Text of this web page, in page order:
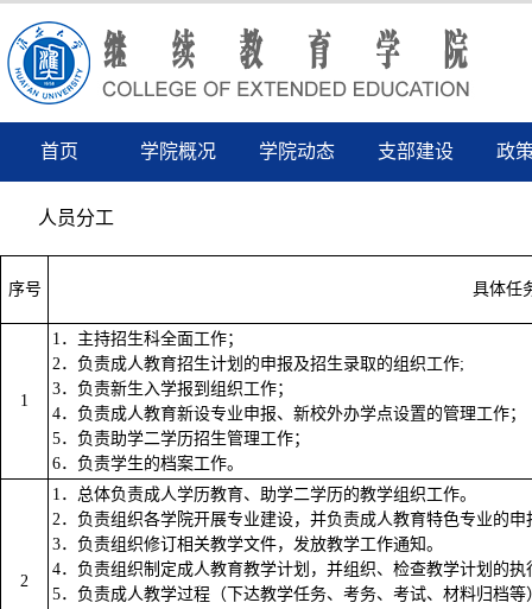
首页 学院概况 学院动态 支部建设 政
人员分工
序号 具体任
1
1．主持招生科全面工作；
2．负责成人教育招生计划的申报及招生录取的组织工作;
3．负责新生入学报到组织工作；
4．负责成人教育新设专业申报、新校外办学点设置的管理工作；
5．负责助学二学历招生管理工作；
6．负责学生的档案工作。
2
1．总体负责成人学历教育、助学二学历的教学组织工作。
2．负责组织各学院开展专业建设，并负责成人教育特色专业的申
3．负责组织修订相关教学文件，发放教学工作通知。
4．负责组织制定成人教育教学计划，并组织、检查教学计划的执
5．负责成人教学过程（下达教学任务、考务、考试、材料归档等